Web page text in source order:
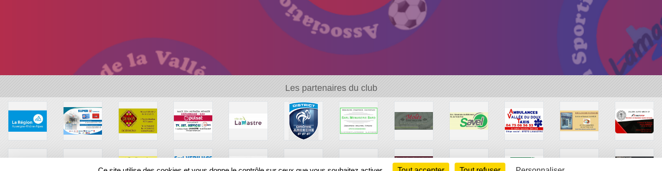
Les partenaires du club